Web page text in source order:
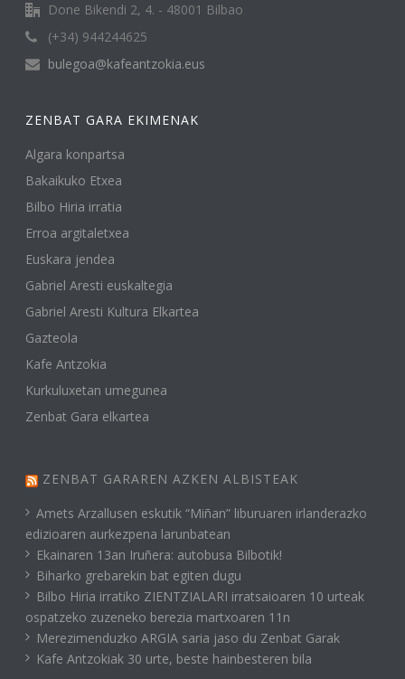
Done Bikendi 2, 4. - 48001 Bilbao
(+34) 944244625
bulegoa@kafeantzokia.eus
ZENBAT GARA EKIMENAK
Algara konpartsa
Bakaikuko Etxea
Bilbo Hiria irratia
Erroa argitaletxea
Euskara jendea
Gabriel Aresti euskaltegia
Gabriel Aresti Kultura Elkartea
Gazteola
Kafe Antzokia
Kurkuluxetan umegunea
Zenbat Gara elkartea
ZENBAT GARAREN AZKEN ALBISTEAK
Amets Arzallusen eskutik “Miñan” liburuaren irlanderazko
edizioaren aurkezpena larunbatean
Ekainaren 13an Iruñera: autobusa Bilbotik!
Biharko grebarekin bat egiten dugu
Bilbo Hiria irratiko ZIENTZIALARI irratsaioaren 10 urteak
ospatzeko zuzeneko berezia martxoaren 11n
Merezimenduzko ARGIA saria jaso du Zenbat Garak
Kafe Antzokiak 30 urte, beste hainbesteren bila